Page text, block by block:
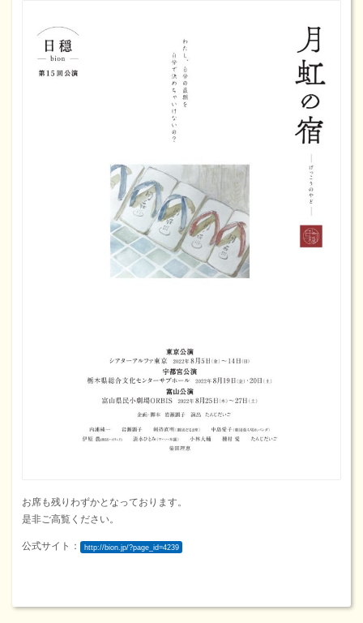
お席も残りわずかとなっております。
是非ご高覧ください。
公式サイト： http://bion.jp/?page_id=4239